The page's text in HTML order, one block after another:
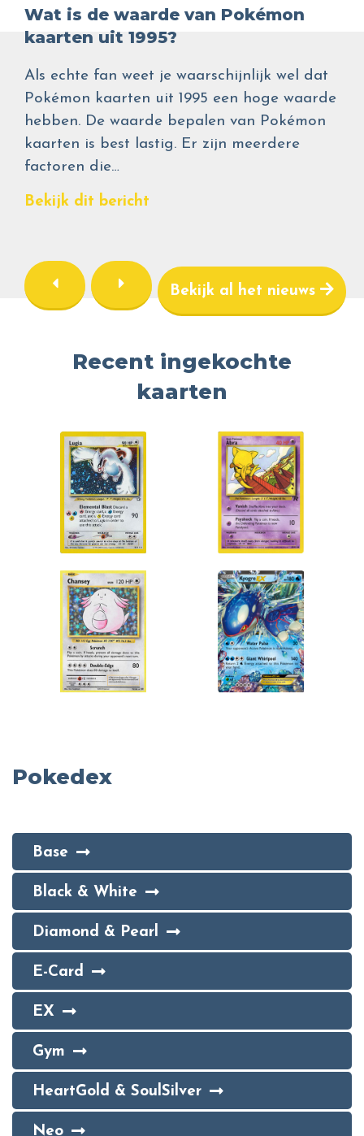
Wat is de waarde van Pokémon
kaarten uit 1995?
Als echte fan weet je waarschijnlijk wel dat
Pokémon kaarten uit 1995 een hoge waarde
hebben. De waarde bepalen van Pokémon
kaarten is best lastig. Er zijn meerdere
factoren die…
Bekijk dit bericht
Bekijk al het nieuws
Recent ingekochte
kaarten
Pokedex
Base
Black & White
Diamond & Pearl
E-Card
EX
Gym
HeartGold & SoulSilver
Neo